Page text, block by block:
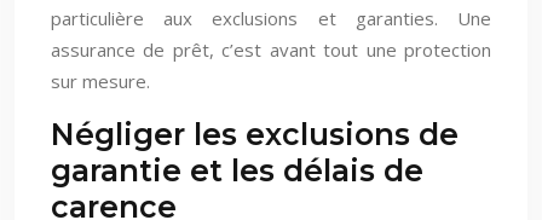
particulière aux exclusions et garanties. Une
assurance de prêt, c’est avant tout une protection
sur mesure.
Négliger les exclusions de
garantie et les délais de
carence